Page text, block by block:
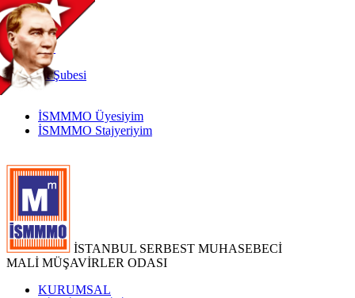
TR
|
EN
İnternetŞubesi
İSMMMO Üyesiyim
İSMMMO Stajyeriyim
İSTANBUL SERBEST MUHASEBECİ
MALİ MÜŞAVİRLER ODASI
KURUMSAL